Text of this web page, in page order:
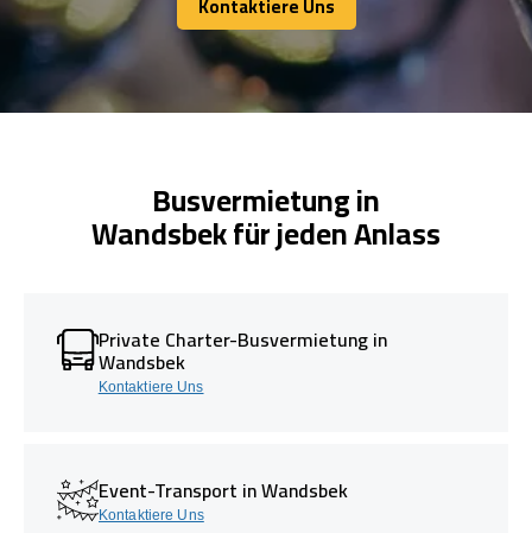
Kontaktiere Uns
Busvermietung in
Wandsbek für jeden Anlass
Private Charter-Busvermietung in
Wandsbek
Kontaktiere Uns
Event-Transport in Wandsbek
Kontaktiere Uns